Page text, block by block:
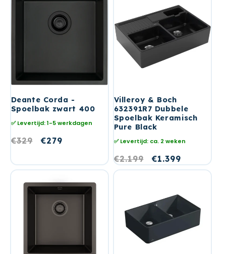
Deante Corda -
Spoelbak zwart 400
✅ Levertijd: 1-5 werkdagen
Normale
€329 Aanbiedingsprijs
€279
Villeroy & Boch
632391R7 Dubbele
Spoelbak Keramisch
Pure Black
✅ Levertijd: ca. 2 weken
Normale
prijs
€2.199 €1.399